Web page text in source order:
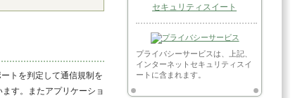
トを判定して通信規制を
す。またアプリケーショ
セキュリティスイート
プライバシーサービスは、上記、
インターネットセキュリティスイ
ートに含まれます。